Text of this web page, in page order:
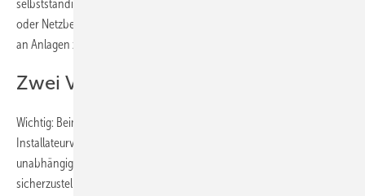
selbstständig und ohne aufwendige Nachkontrolle durch Behörden
oder Netzbetreiber Arbeiten am Netz, an elektrischen Anlagen sowie
an Anlagen zur Gas- und Wasserversorgung vorzunehmen.
Zwei Verfahren, ein Ziel
Wichtig: Beim Eintrag in die Handwerksrolle und dem Eintrag ins
Installateurverzeichnis handelt es sich um zwei voneinander
unabhängige Verfahren. Beide haben jedoch das gleiche Ziel:
sicherzustellen, dass bei den ausführenden Fachkräften, die für die